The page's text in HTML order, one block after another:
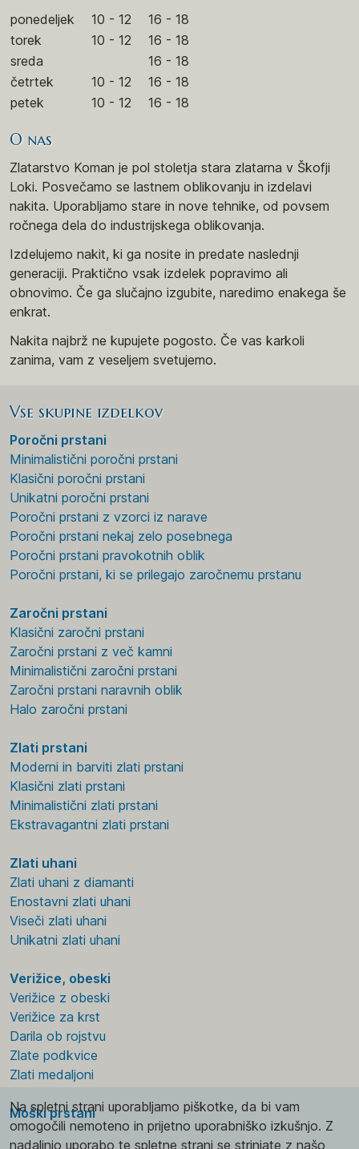
ponedeljek 10 - 12
16 - 18
torek
10 - 12
16 - 18
sreda
16 - 18
četrtek
10 - 12
16 - 18
petek
10 - 12 16 - 18
O nas
Zlatarstvo Koman je pol stoletja stara zlatarna v Škofji
Loki. Posvečamo se lastnem oblikovanju in izdelavi
nakita. Uporabljamo stare in nove tehnike, od povsem
ročnega dela do industrijskega oblikovanja.
Izdelujemo nakit, ki ga nosite in predate naslednji
generaciji. Praktično vsak izdelek popravimo ali
obnovimo. Če ga slučajno izgubite, naredimo enakega še
enkrat.
Nakita najbrž ne kupujete pogosto. Če vas karkoli
zanima, vam z veseljem svetujemo.
Vse skupine izdelkov
Poročni prstani
Minimalistični poročni prstani
Klasični poročni prstani
Unikatni poročni prstani
Poročni prstani z vzorci iz narave
Poročni prstani nekaj zelo posebnega
Poročni prstani pravokotnih oblik
Poročni prstani, ki se prilegajo zaročnemu prstanu
Zaročni prstani
Klasični zaročni prstani
Zaročni prstani z več kamni
Minimalistični zaročni prstani
Zaročni prstani naravnih oblik
Halo zaročni prstani
Zlati prstani
Moderni in barviti zlati prstani
Klasični zlati prstani
Minimalistični zlati prstani
Ekstravagantni zlati prstani
Zlati uhani
Zlati uhani z diamanti
Enostavni zlati uhani
Viseči zlati uhani
Unikatni zlati uhani
Verižice, obeski
Verižice z obeski
Verižice za krst
Darila ob rojstvu
Zlate podkvice
Zlati medaljoni
Moški prstani
Na spletni strani uporabljamo piškotke, da bi vam
omogočili nemoteno in prijetno uporabniško izkušnjo. Z
nadaljnjo uporabo te spletne strani se strinjate z našo